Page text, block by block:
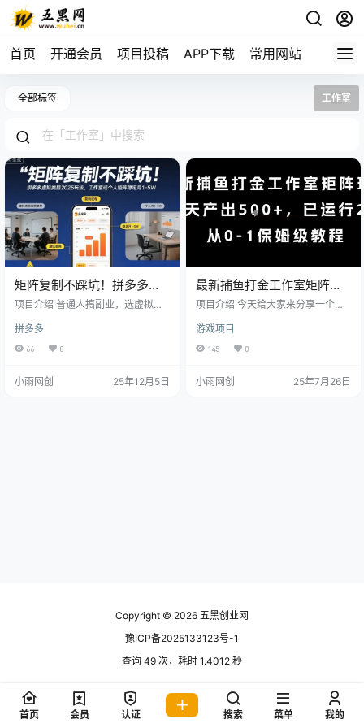
首页 开通会员 项目投稿 APP下载 常用网站
全部标签 工作室
矩阵复制不踩坑！拼多多虚
拟类目2025玩法，工作室或
项目介绍 普通人搞副业，选虚拟赛
不用拼资源背景，单条线年入几万
到几十万，妥妥的收入补充神器～
统行业想都不敢想； 轻运营易上
拼多多
66 0
小雨网创 25年12月5日
最新捕鱼打金工作室矩阵玩
法，当天产出5张+，已运行
秘】
项目介绍 今天给大家来分享一个河
目，他们工作室6个人，30台电脑，
上半年打了20W+包括全套玩法+他
游戏项目
145 0
小雨网创 25年7月26日
Copyright © 2026 五黑创业网
豫ICP备2025133123号-1
查询 49 次，耗时 1.4012 秒
首页 会员 认证 搜索 菜单 我的